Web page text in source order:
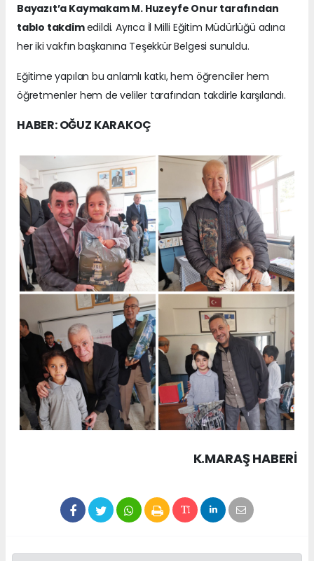
Bayazıt’a Kaymakam M. Huzeyfe Onur tarafından
tablo takdimedildi. Ayrıca İl Milli Eğitim Müdürlüğü adına
her iki vakfın başkanına Teşekkür Belgesi sunuldu.
Eğitime yapılan bu anlamlı katkı, hem öğrenciler hem
öğretmenler hem de veliler tarafından takdirle karşılandı.
HABER: OĞUZ KARAKOÇ
K.MARAŞ HABERİ